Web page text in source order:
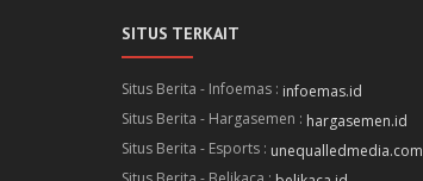
SITUS TERKAIT
Situs Berita - Infoemas : infoemas.id
Situs Berita - Hargasemen : hargasemen.id
Situs Berita - Esports : unequalledmedia.com